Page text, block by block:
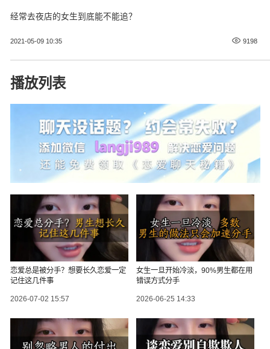
经常去夜店的女生到底能不能追？
2021-05-09 10:35 9198
播放列表
恋爱总是被分手？想要长久恋爱一定
记住这几件事
2026-07-02 15:57
女生一旦开始冷淡，90%男生都在用
错误方式分手
2026-06-25 14:33